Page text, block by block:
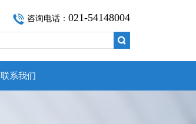
咨询电话： 021-54148004
联系我们